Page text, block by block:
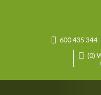
600 435 344
(0)